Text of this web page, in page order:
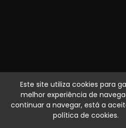
Este site utiliza cookies para
melhor experiência de
continuar a navegar, está a
política de cookies.